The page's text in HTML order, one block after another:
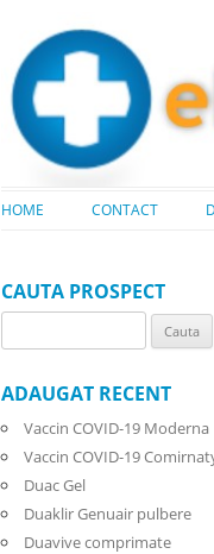
HOME CONTACT
CAUTA PROSPECT
for:
ADAUGAT RECENT
Vaccin COVID-19 Moderna
Vaccin COVID-19
Duac Gel
Duaklir Genuair pulbere
Duavive comprimate